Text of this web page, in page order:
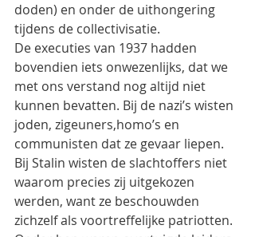
doden) en onder de uithongering
tijdens de collectivisatie.
De executies van 1937 hadden
bovendien iets onwezenlijks, dat we
met ons verstand nog altijd niet
kunnen bevatten. Bij de nazi’s wisten
joden, zigeuners,homo’s en
communisten dat ze gevaar liepen.
Bij Stalin wisten de slachtoffers niet
waarom precies zij uitgekozen
werden, want ze beschouwden
zichzelf als voortreffelijke patriotten.